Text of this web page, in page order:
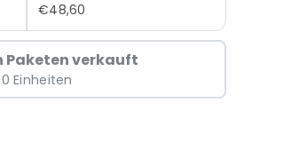
€48,60
Paketen verkauft
Einheiten